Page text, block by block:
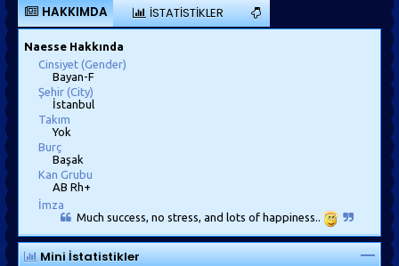
HAKKIMDA İSTATISTIKLER
Naesse Hakkında
Cinsiyet (Gender)
Bayan-F
Şehir (City)
İstanbul
Takım
Yok
Burç
Başak
Kan Grubu
AB Rh+
İmza
Much success, no stress, and lots of happiness..
Mini İstatistikler